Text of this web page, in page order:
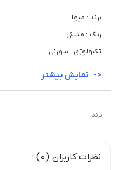
برند : میوا
رنگ : مشکی
تکنولوژی : سوزنی
برند
نظرات کاربران (0) :